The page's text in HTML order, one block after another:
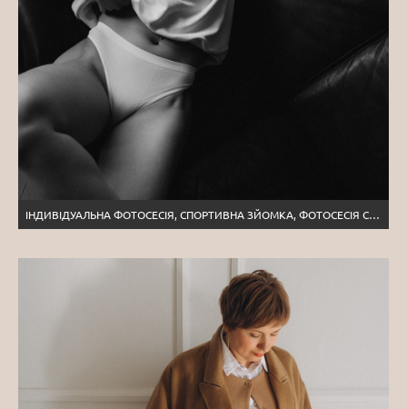
ІНДИВІДУАЛЬНА ФОТОСЕСІЯ, СПОРТИВНА ЗЙОМКА, ФОТОСЕСІЯ СПОРТ ТЕРНОПІЛЬ